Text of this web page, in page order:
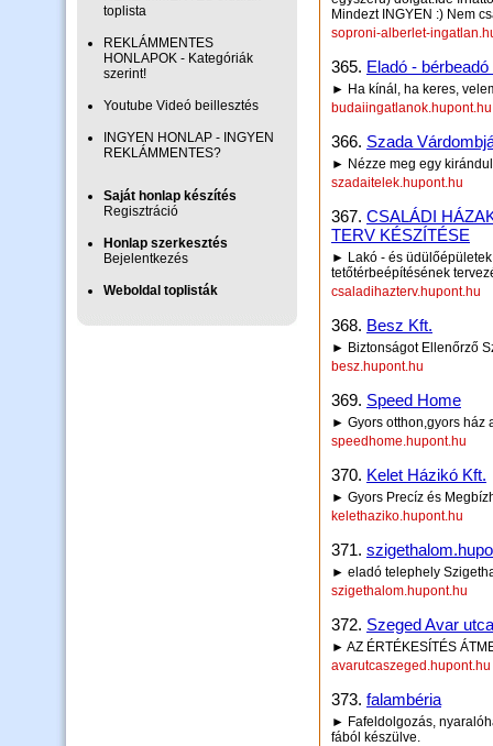
toplista
REKLÁMMENTES
HONLAPOK - Kategóriák
szerint!
Youtube Videó beillesztés
INGYEN HONLAP - INGYEN
REKLÁMMENTES?
Saját honlap készítés
Regisztráció
Honlap szerkesztés
Bejelentkezés
Weboldal toplisták
Mindezt INGYEN :) Nem
soproni-alberlet-
365. Eladó -
► Ha kínál, ha keres,
budaiingatlanok.hupont.hu
366. Szada
► Nézze meg egy
szadaitelek.hupont.hu
367. CSALÁDI
TERV KÉSZÍTÉSE
► Lakó - és
tetőtérbeépítésének
csaladihazterv.hupont.hu
368. Besz Kft.
► Biztonságot Ellenőrző
besz.hupont.hu
369. Speed Home
► Gyors otthon,gyors ház
speedhome.hupont.hu
370. Kelet Házikó Kft.
► Gyors Precíz és
kelethaziko.hupont.hu
371.
► eladó telephely
szigethalom.hupont.hu
372. Szeged Avar
► AZ ÉRTÉKESÍTÉS
avarutcaszeged.hupont.hu
373. falambéria
► Fafeldolgozás,
fából készülve.